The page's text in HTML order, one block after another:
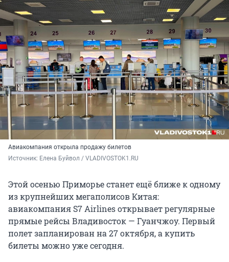
Авиакомпания открыла продажу билетов
Источник: Елена Буйвол / VLADIVOSTOK1.RU
Этой осенью Приморье станет ещё ближе к одному
из крупнейших мегаполисов Китая:
авиакомпания S7 Airlines открывает регулярные
прямые рейсы Владивосток — Гуанчжоу. Первый
полет запланирован на 27 октября, а купить
билеты можно уже сегодня.